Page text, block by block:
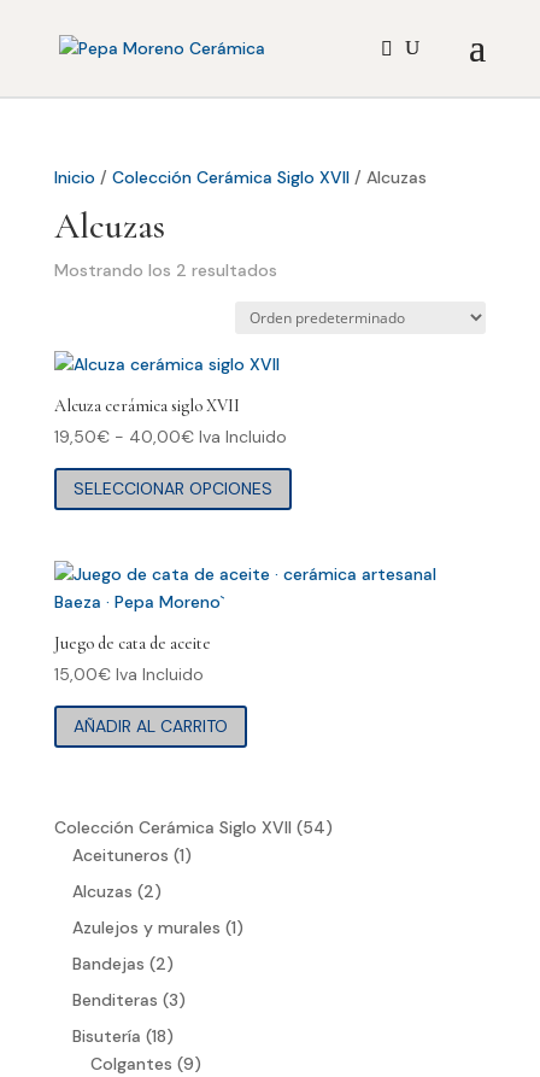
Inicio / Colección Cerámica Siglo XVII/ Alcuzas
Alcuzas
Mostrando los 2 resultados
Alcuza cerámica siglo XVII
19,50€ - 40,00€Rango
de
precios:
hasta
40,00€
Iva Incluido
SELECCIONAR OPCIONES
Este
variantes.
de
Juego de cata de aceite
15,00€ Iva Incluido
AÑADIR AL CARRITO
Colección Cerámica Siglo XVII 5454
Aceituneros 11
Alcuzas 22
productos
Azulejos y murales 11
Bandejas 22
productos
Benditeras 33
Bisutería 1818
productos
Colgantes 99